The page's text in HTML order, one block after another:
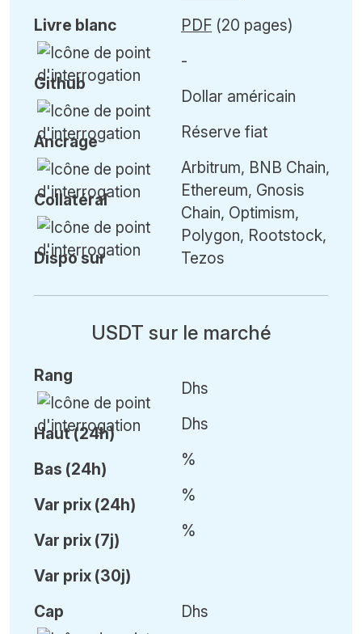
Livre blanc
Github
Ancrage
Collatéral
Dispo sur
PDF (20 pages)
-
Dollar américain
Réserve fiat
Arbitrum, BNB Chain,
Ethereum, Gnosis
Chain, Optimism,
Polygon, Rootstock,
Tezos
USDT sur le marché
Rang
Haut (24h)
Bas (24h)
Var prix (24h)
Var prix (7j)
Var prix (30j)
Dhs
Dhs
%
%
%
Cap
Dhs